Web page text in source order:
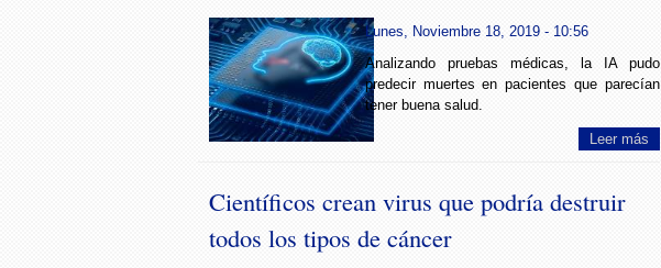
Lunes, Noviembre 18, 2019 - 10:56
Analizando pruebas médicas, la IA pudo
predecir muertes en pacientes que parecían
tener buena salud.
Leer más
Científicos crean virus que podría destruir
todos los tipos de cáncer